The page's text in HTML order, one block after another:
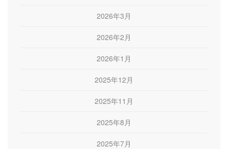
2026年3月
2026年2月
2026年1月
2025年12月
2025年11月
2025年8月
2025年7月